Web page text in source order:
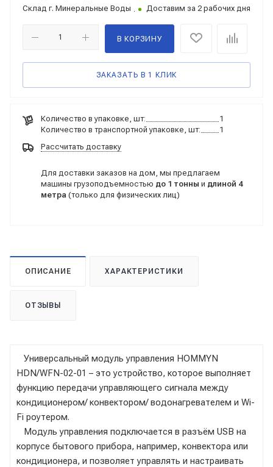
Склад г. Минеральные Воды Доставим за 2 рабочих дня
В КОРЗИНУ
ЗАКАЗАТЬ В 1 КЛИК
Количество в упаковке, шт:
1
Количество в транспортной упаковке, шт:
1
Рассчитать доставку
Для доставки заказов на дом, мы предлагаем
машины грузоподъемностью до 1 тонны и длиной 4
метра (только для физических лиц)
ОПИСАНИЕ ХАРАКТЕРИСТИКИ
ОТЗЫВЫ
Универсальный модуль управления HOMMYN
HDN/WFN-02-01 – это устройство, которое выполняет
функцию передачи управляющего сигнала между
кондиционером/ конвектором/ водонагревателем и Wi-
Fi роутером.
Модуль управления подключается в разъём USB на
корпусе бытового прибора, например, конвектора или
кондиционера, и позволяет управлять и настраивать